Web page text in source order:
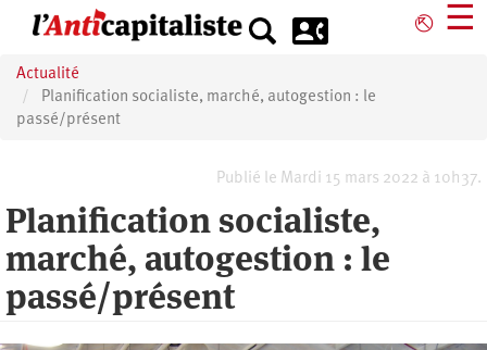
principal
⎋ ☰
Actualité
Planification socialiste, marché, autogestion : le
passé/présent
Publié le Mardi 15 mars 2022 à 10h37.
Planification socialiste,
marché, autogestion : le
passé/présent